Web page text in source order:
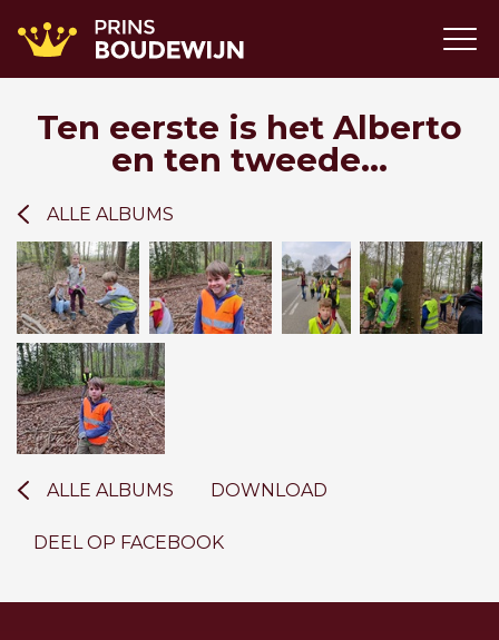
Ten eerste is het Alberto
en ten tweede...
ALLE ALBUMS
ALLE ALBUMS DOWNLOAD
DEEL OP FACEBOOK